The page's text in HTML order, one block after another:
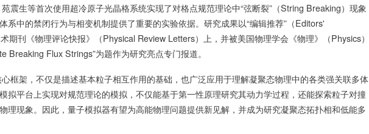
生等首次使用超冷原子光晶格系统实现了对格点规范理论中“弦断裂”（String Breaking）现象
系中的禁闭行为与相变机制提供了重要的实验依据。研究成果以“编辑推荐”（Editors'
期刊《物理评论快报》（Physical Review Letters）上，并被美国物理学会《物理》（Physics）
Breaking Flux Strings”为题作为研究亮点专门报道。
架，不仅是描述基本粒子相互作用的基础，也广泛应用于理解凝聚态物理中的各类强关联多体
拟平台上实现对规范理论的模拟，不仅能基于第一性原理研究其动力学过程，还能探索粒子对撞
理现象。因此，量子模拟器有望为高能物理问题提供新见解，并成为研究凝聚态拓扑相和低能多